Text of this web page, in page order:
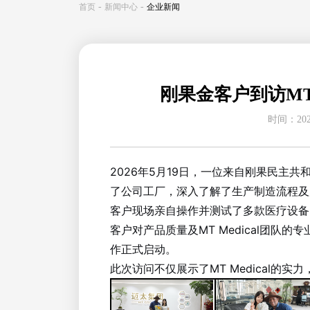
首页 - 新闻中心 -企业新闻
刚果金客户到访
时间：
2026年5月19日，一位来自刚果民主共
了公司工厂，深入了解了生产制造流程
客户现场亲自操作并测试了多款医疗设
客户对产品质量及MT Medical团队的专
作正式启动。
此次访问不仅展示了MT Medical的实力